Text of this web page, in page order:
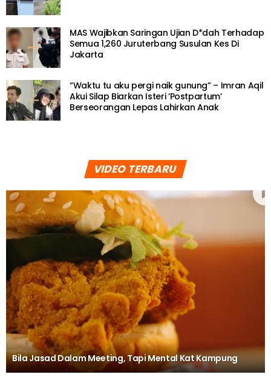
MAS Wajibkan Saringan Ujian D*dah Terhadap
Semua 1,260 Juruterbang Susulan Kes Di
Jakarta
“Waktu tu aku pergi naik gunung” – Imran Aqil
Akui Silap Biarkan Isteri ‘Postpartum’
Berseorangan Lepas Lahirkan Anak
VIDEO TERBARU
Bila Jasad Dalam Meeting, Tapi Mental Kat Kampung